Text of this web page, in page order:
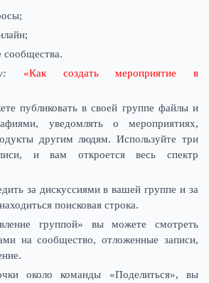
сообщества.
«Как создать мероприятие в
публиковать в своей группе файлы и
уведомлять о мероприятиях,
другим людям. Используйте три
и вам откроется весь спектр
за дискуссиями в вашей группе и за
поисковая строка.
группой» вы можете смотреть
на сообщество, отложенные записи,
около команды «Поделиться», вы